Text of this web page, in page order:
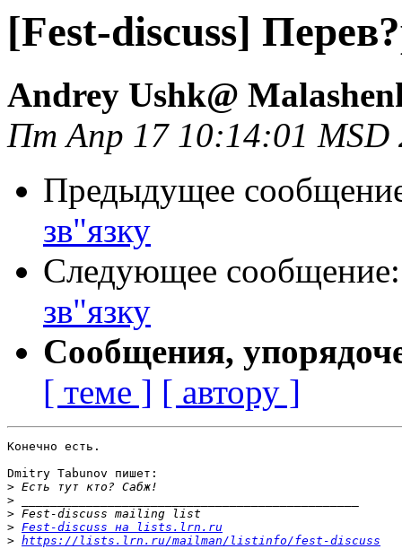
[Fest-discuss]
Andrey Ushk@
Пт Апр 17 10:14:01 MSD
Предыдущее
зв"язку
Следующее
зв"язку
Сообщения,
[ теме ] [ автору ]
Конечно есть.
Dmitry Tabunov пишет:
>
>
>
> Fest-discuss на lists.lrn.ru
> https://lists.lrn.ru/mailman/listinfo/fest-discuss